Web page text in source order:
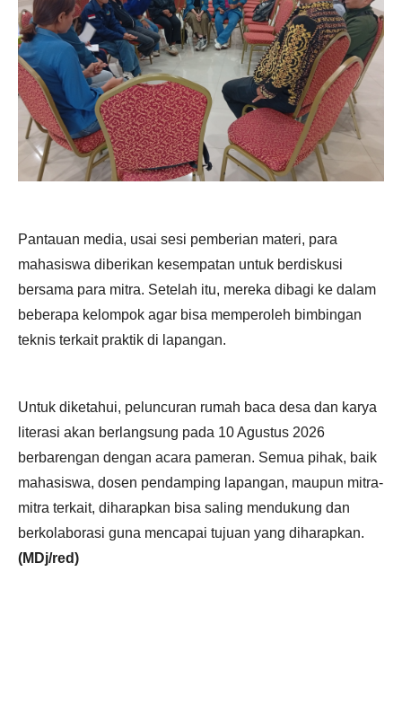
Pantauan media, usai sesi pemberian materi, para
mahasiswa diberikan kesempatan untuk berdiskusi
bersama para mitra. Setelah itu, mereka dibagi ke dalam
beberapa kelompok agar bisa memperoleh bimbingan
teknis terkait praktik di lapangan.
Untuk diketahui, peluncuran rumah baca desa dan karya
literasi akan berlangsung pada 10 Agustus 2026
berbarengan dengan acara pameran. Semua pihak, baik
mahasiswa, dosen pendamping lapangan, maupun mitra-
mitra terkait, diharapkan bisa saling mendukung dan
berkolaborasi guna mencapai tujuan yang diharapkan.
(MDj/red)